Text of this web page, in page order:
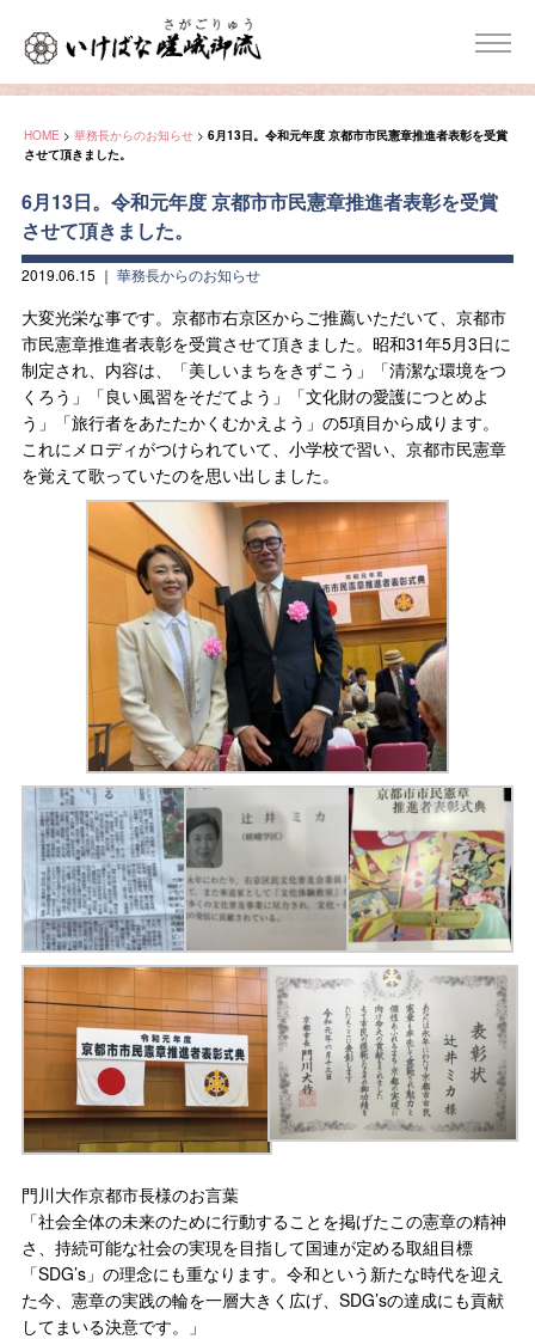
HOME > 華務長からのお知らせ > 6月13日。令和元年度 京都市市民憲章推進者表彰を受賞
させて頂きました。
6月13日。令和元年度 京都市市民憲章推進者表彰を受賞
させて頂きました。
2019.06.15 ｜ 華務長からのお知らせ
大変光栄な事です。京都市右京区からご推薦いただいて、京都市
市民憲章推進者表彰を受賞させて頂きました。昭和31年5月3日に
制定され、内容は、「美しいまちをきずこう」「清潔な環境をつ
くろう」「良い風習をそだてよう」「文化財の愛護につとめよ
う」「旅行者をあたたかくむかえよう」の5項目から成ります。
これにメロディがつけられていて、小学校で習い、京都市民憲章
を覚えて歌っていたのを思い出しました。
門川大作京都市長様のお言葉
「社会全体の未来のために行動することを掲げたこの憲章の精神
さ、持続可能な社会の実現を目指して国連が定める取組目標
「SDG’s」の理念にも重なります。令和という新たな時代を迎え
た今、憲章の実践の輪を一層大きく広げ、SDG’sの達成にも貢献
してまいる決意です。」